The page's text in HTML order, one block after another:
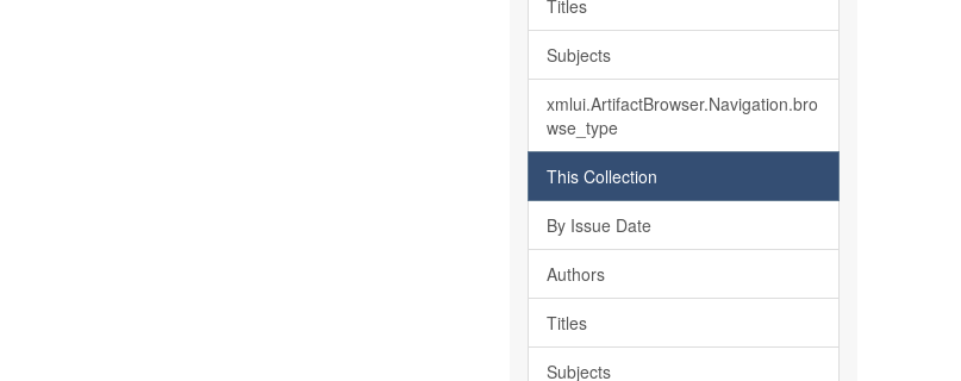
Titles
Subjects
xmlui.ArtifactBrowser.Navigation.bro
wse_type
This Collection
By Issue Date
Authors
Titles
Subjects